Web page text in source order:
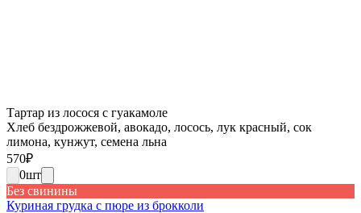
Тартар из лосося с гуакамоле
Хлеб бездрожжевой, авокадо, лосось, лук красный, сок
лимона, кунжут, семена льна
570₽
0шт
Без свинины
Куриная грудка с пюре из брокколи